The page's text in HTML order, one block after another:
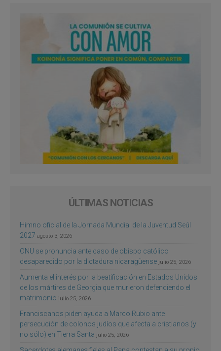
ÚLTIMAS NOTICIAS
Himno oficial de la Jornada Mundial de la Juventud Seúl
2027 agosto 3, 2026
ONU se pronuncia ante caso de obispo católico
desaparecido por la dictadura nicaragüense julio 25, 2026
Aumenta el interés por la beatificación en Estados Unidos
de los mártires de Georgia que murieron defendiendo el
matrimonio julio 25, 2026
Franciscanos piden ayuda a Marco Rubio ante
persecución de colonos judíos que afecta a cristianos (y
no sólo) en Tierra Santa julio 25, 2026